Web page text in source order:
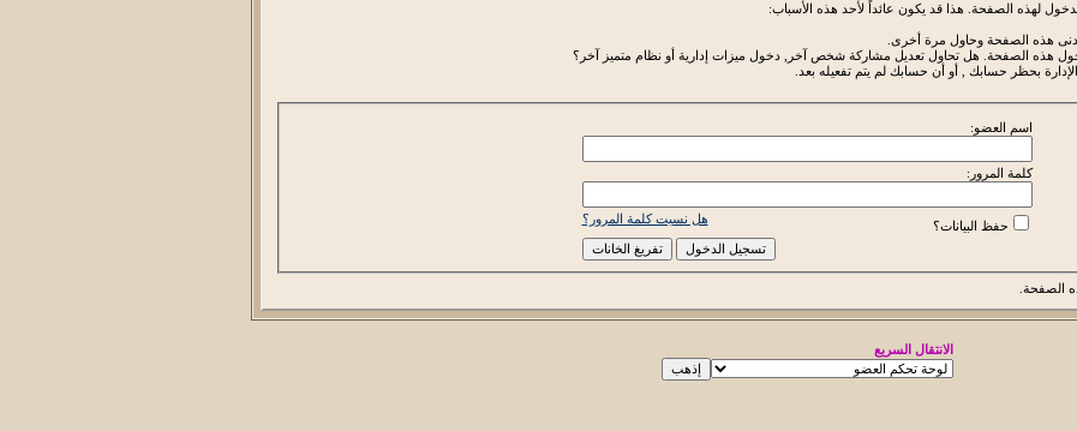
لهذه الصفحة. هذا قد يكون عائداً لأحد هذه الأسباب:
هذه الصفحة وحاول مرة أخرى.
هذه الصفحة. هل تحاول تعديل مشاركة شخص آخر, دخول ميزات إدارية أو نظام متميز آخر؟
بحظر حسابك , أو أن حسابك لم يتم تفعيله بعد.
اسم العضو:
كلمة المرور:
هل نسيت كلمة المرور؟ حفظ البيانات؟
الصفحة.
الانتقال السريع